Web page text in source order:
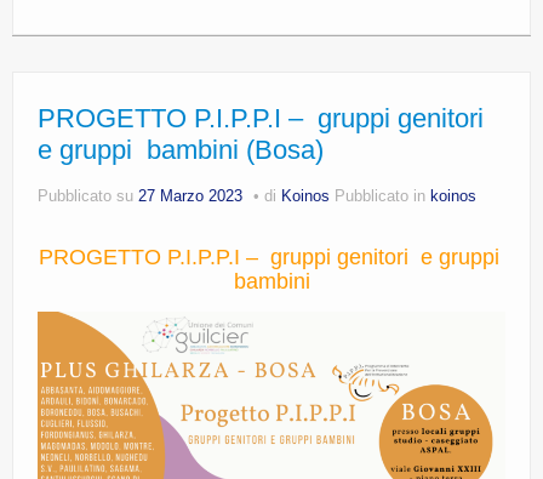
PROGETTO P.I.P.P.I – gruppi genitori
e gruppi bambini (Bosa)
Pubblicato su 27 Marzo 2023 di Koinos Pubblicato in koinos
PROGETTO P.I.P.P.I – gruppi genitori e gruppi
bambini